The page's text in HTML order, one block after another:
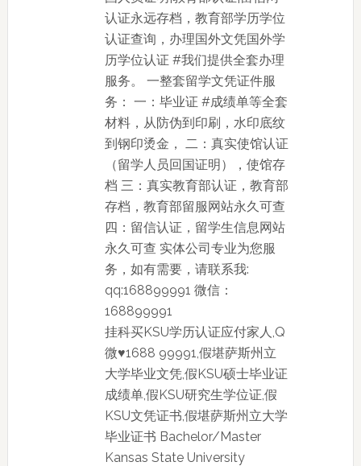
认证永远存档，教育部学历学位
认证查询，办理国外文凭国外学
历学位认证 #我们提供全套办理
服务。 一整套留学文凭证件服
务： 一：毕业证 #成绩单等全套
材料，从防伪到印刷，水印底纹
到钢印烫金， 二：真实使馆认证
（留学人员回国证明），使馆存
档 三：真实教育部认证，教育部
存档，教育部留服网站永久可查
四：留信认证，留学生信息网站
永久可查 实体公司专业为您服
务，如有需要，请联系我:
qq:168899991 微信：
168899991
挂科买KSU学历认证应付家人,Q
微♥1688 99991,假堪萨斯州立
大学毕业文凭,假KSU硕士毕业证
成绩单,假KSU研究生学位证,假
KSU文凭证书,假堪萨斯州立大学
毕业证书 Bachelor/Master
Kansas State University